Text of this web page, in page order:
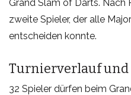
Grand Slam of Darts. Nach
zweite Spieler, der alle
entscheiden konnte.
Turnierverlauf und
32 Spieler dürfen beim